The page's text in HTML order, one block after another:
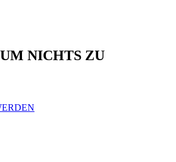
NICHTS ZU